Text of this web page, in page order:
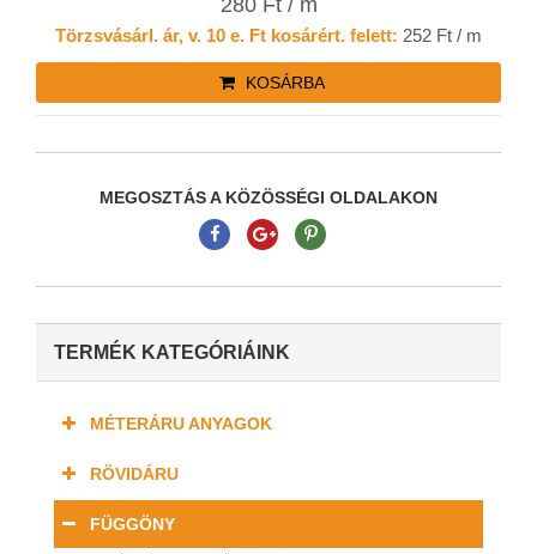
280 Ft / m
Törzsvásárl. ár, v. 10 e. Ft kosárért. felett: 252 Ft / m
KOSÁRBA
MEGOSZTÁS A KÖZÖSSÉGI OLDALAKON
TERMÉK KATEGÓRIÁINK
MÉTERÁRU ANYAGOK
RÖVIDÁRU
FÜGGÖNY